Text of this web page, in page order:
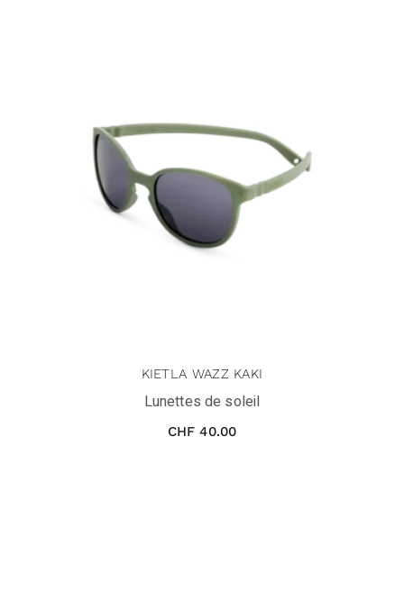
KIETLA WAZZ KAKI
Lunettes de soleil
CHF 40.00